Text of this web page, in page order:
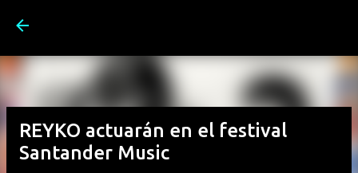
REYKO actuarán en el festival
Santander Music